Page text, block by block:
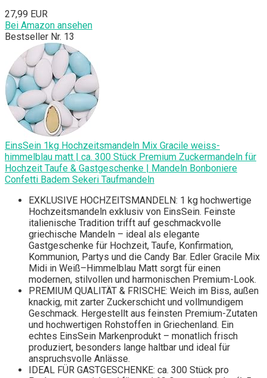
27,99 EUR
Bei Amazon ansehen
Bestseller Nr. 13
EinsSein 1kg Hochzeitsmandeln Mix Gracile weiss-
himmelblau matt | ca. 300 Stück Premium Zuckermandeln für
Hochzeit Taufe & Gastgeschenke | Mandeln Bonboniere
Confetti Badem Sekeri Taufmandeln
EXKLUSIVE HOCHZEITSMANDELN: 1 kg hochwertige
Hochzeitsmandeln exklusiv von EinsSein. Feinste
italienische Tradition trifft auf geschmackvolle
griechische Mandeln – ideal als elegante
Gastgeschenke für Hochzeit, Taufe, Konfirmation,
Kommunion, Partys und die Candy Bar. Edler Gracile Mix
Midi in Weiß–Himmelblau Matt sorgt für einen
modernen, stilvollen und harmonischen Premium-Look.
PREMIUM QUALITÄT & FRISCHE: Weich im Biss, außen
knackig, mit zarter Zuckerschicht und vollmundigem
Geschmack. Hergestellt aus feinsten Premium-Zutaten
und hochwertigen Rohstoffen in Griechenland. Ein
echtes EinsSein Markenprodukt – monatlich frisch
produziert, besonders lange haltbar und ideal für
anspruchsvolle Anlässe.
IDEAL FÜR GASTGESCHENKE: ca. 300 Stück pro